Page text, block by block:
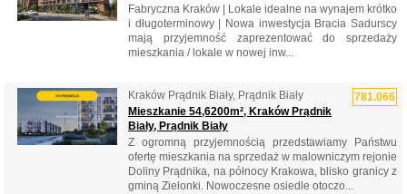
Fabryczna Kraków | Lokale idealne na wynajem krótko
i długoterminowy | Nowa inwestycja Bracia Sadurscy
mają przyjemność zaprezentować do sprzedaży
mieszkania / lokale w nowej inw...
781.066
Kraków Prądnik Biały, Prądnik Biały
Mieszkanie 54,6200m², Kraków Prądnik
Biały, Prądnik Biały
Z ogromną przyjemnością przedstawiamy Państwu
ofertę mieszkania na sprzedaż w malowniczym rejonie
Doliny Prądnika, na północy Krakowa, blisko granicy z
gminą Zielonki. Nowoczesne osiedle otoczo...